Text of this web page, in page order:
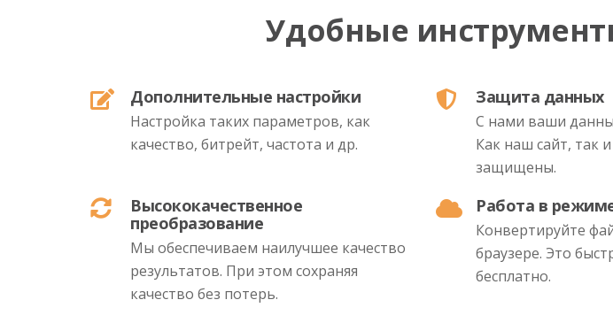
Удобные
Дополнительные настройки
Настройка таких параметров, как
качество, битрейт, частота и др.
Защита данных
С нами ваши
Как наш сайт, так
защищены.
Высококачественное
преобразование
Мы обеспечиваем наилучшее качество
результатов. При этом сохраняя
качество без потерь.
Работа в
Конвертируйте
браузере. Это
бесплатно.